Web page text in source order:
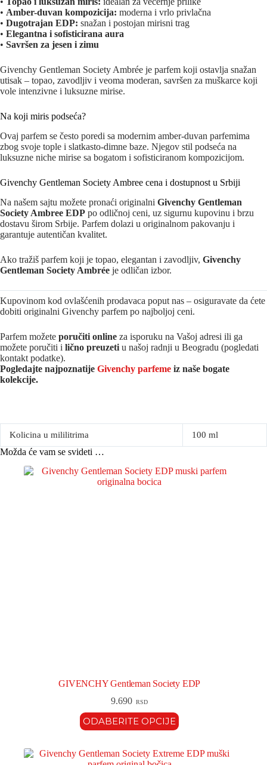
• Amber-duvan kompozicija: moderna i vrlo privlačna
• Dugotrajan EDP: snažan i postojan mirisni trag
• Elegantna i sofisticirana aura
• Savršen za jesen i zimu
Givenchy Gentleman Society Ambrée je parfem koji ostavlja snažan
utisak – topao, zavodljiv i veoma moderan, savršen za muškarce koji
vole intenzivne i luksuzne mirise.
Na koji miris podseća?
Ovaj parfem se često poredi sa modernim amber-duvan parfemima
zbog svoje tople i slatkasto-dimne baze. Njegov stil podseća na
luksuzne niche mirise sa bogatom i sofisticiranom kompozicijom.
Givenchy Gentleman Society Ambree cena i dostupnost u Srbiji
Na našem sajtu možete pronaći originalni Givenchy Gentleman
Society Ambree EDP po odličnoj ceni, uz sigurnu kupovinu i brzu
dostavu širom Srbije. Parfem dolazi u originalnom pakovanju i
garantuje autentičan kvalitet.
Ako tražiš parfem koji je topao, elegantan i zavodljiv, Givenchy
Gentleman Society Ambrée je odličan izbor.
Kupovinom kod ovlašćenih prodavaca poput nas – osiguravate da ćete
dobiti originalni Givenchy parfem po najboljoj ceni.
Parfem možete poručiti online za isporuku na Vašoj adresi ili ga
možete poručiti i lično preuzeti u našoj radnji u Beogradu (pogledati
kontakt podatke).
Pogledajte najpoznatije Givenchy parfeme iz naše bogate
kolekcije.
Kolicina u mililitrima 100 ml
Možda će vam se svideti …
GIVENCHY Gentleman Society EDP
9.690 RSD
ODABERITE OPCIJE